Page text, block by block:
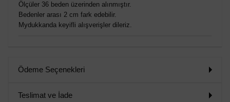
Ölçüler 36 beden üzerinden alınmıştır.
Bedenler arası 2 cm fark edebilir.
Mydukkanda keyifli alışverişler dileriz.
Ödeme Seçenekleri
Teslimat ve İade